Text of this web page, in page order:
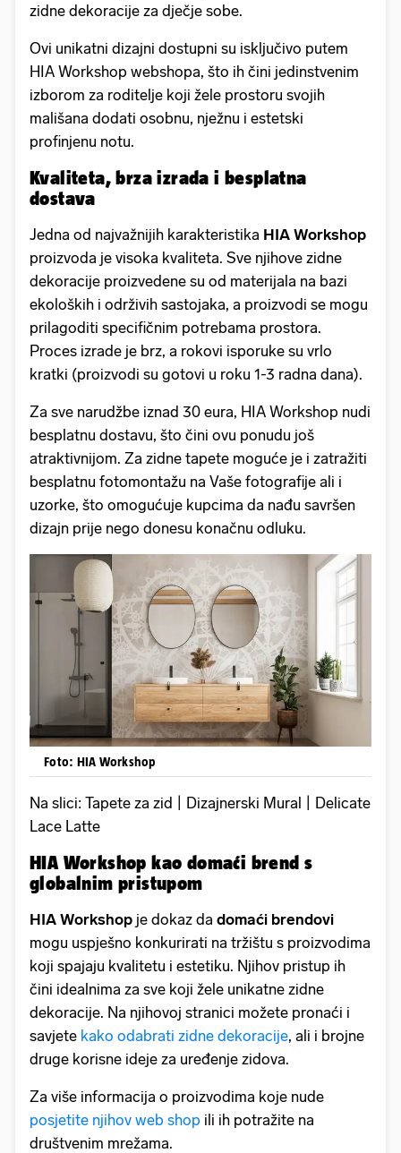
zidne dekoracije za dječje sobe.
Ovi unikatni dizajni dostupni su isključivo putem
HIA Workshop webshopa, što ih čini jedinstvenim
izborom za roditelje koji žele prostoru svojih
mališana dodati osobnu, nježnu i estetski
profinjenu notu.
Kvaliteta, brza izrada i besplatna
dostava
Jedna od najvažnijih karakteristika HIA Workshop
proizvoda je visoka kvaliteta. Sve njihove zidne
dekoracije proizvedene su od materijala na bazi
ekoloških i održivih sastojaka, a proizvodi se mogu
prilagoditi specifičnim potrebama prostora.
Proces izrade je brz, a rokovi isporuke su vrlo
kratki (proizvodi su gotovi u roku 1-3 radna dana).
Za sve narudžbe iznad 30 eura, HIA Workshop nudi
besplatnu dostavu, što čini ovu ponudu još
atraktivnijom. Za zidne tapete moguće je i zatražiti
besplatnu fotomontažu na Vaše fotografije ali i
uzorke, što omogućuje kupcima da nađu savršen
dizajn prije nego donesu konačnu odluku.
Foto: HIA Workshop
Na slici: Tapete za zid | Dizajnerski Mural | Delicate
Lace Latte
HIA Workshop kao domaći brend s
globalnim pristupom
HIA Workshop je dokaz da domaći brendovi
mogu uspješno konkurirati na tržištu s proizvodima
koji spajaju kvalitetu i estetiku. Njihov pristup ih
čini idealnima za sve koji žele unikatne zidne
dekoracije. Na njihovoj stranici možete pronaći i
savjete kako odabrati zidne dekoracije, ali i brojne
druge korisne ideje za uređenje zidova.
Za više informacija o proizvodima koje nude
posjetite njihov web shop ili ih potražite na
društvenim mrežama.